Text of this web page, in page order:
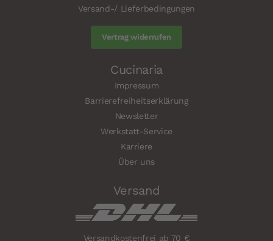
Versand-/ Lieferbedingungen
Vertrag widerrufen
Cucinaria
Impressum
Barrierefreiheitserklärung
Newsletter
Werkstatt-Service
Karriere
Über uns
Versand
Versandkostenfrei ab 70 €